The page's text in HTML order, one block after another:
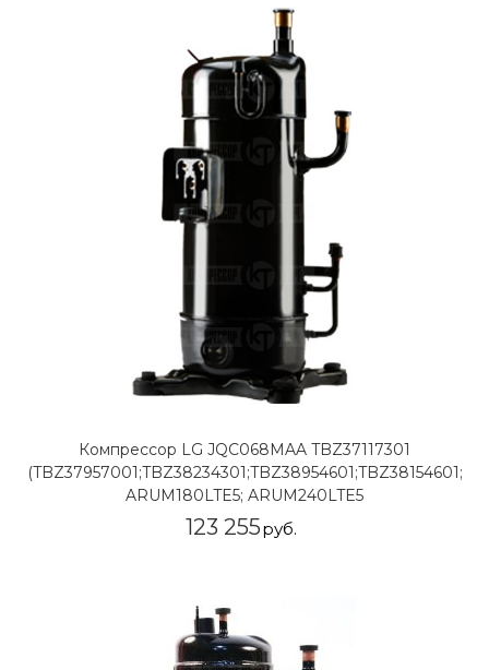
Компрессор LG JQC068MAA TBZ37117301
ARUM180LTE5; ARUM240LTE5
123 255руб.